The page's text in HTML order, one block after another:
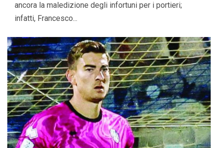
ancora la maledizione degli infortuni per i portieri;
infatti, Francesco...